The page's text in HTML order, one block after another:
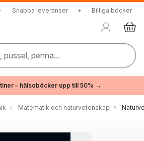
Snabba leveranser • Billiga böcker
pussel, penna...
– hälsoböcker upp till 50% →
Matematik och naturvetenskap